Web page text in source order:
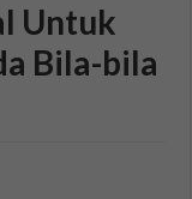
Untuk
Bila-bila